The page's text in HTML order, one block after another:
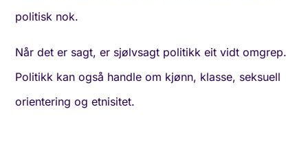
politisk nok.
Når det er sagt, er sjølvsagt politikk eit vidt omgrep.
Politikk kan også handle om kjønn, klasse, seksuell
orientering og etnisitet.